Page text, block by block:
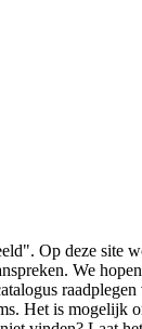
Op deze site
We
Het is mogelijk